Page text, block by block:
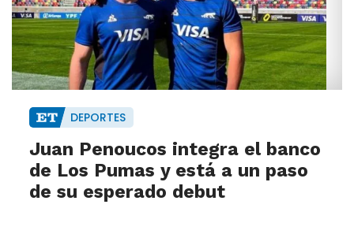
DEPORTES
Juan Penoucos integra el banco
de Los Pumas y está a un paso
de su esperado debut